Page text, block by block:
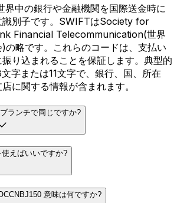
界中の銀行や金融機関を国際送金時に
識別子です。SWIFTはSociety for
Financial Telecommunication(世界
の略です。これらのコードは、支払い
り込まれることを保証します。典型的
字または11文字で、銀行、国、所在
に関する情報が含まれます。
ランチで同じですか?
えばいいですか?
意味は何ですか?